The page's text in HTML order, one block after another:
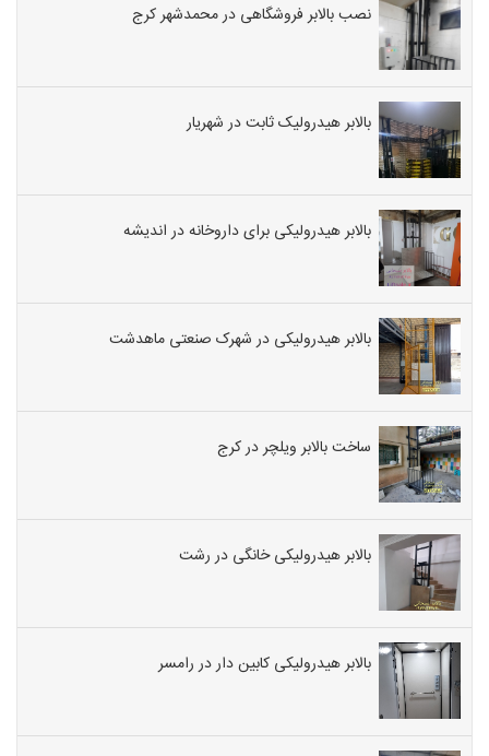
نصب بالابر فروشگاهی در محمدشهر کرج
بالابر هیدرولیک ثابت در شهریار
بالابر هیدرولیکی برای داروخانه در اندیشه
بالابر هیدرولیکی در شهرک صنعتی ماهدشت
ساخت بالابر ویلچر در کرج
بالابر هیدرولیکی خانگی در رشت
بالابر هیدرولیکی کابین دار در رامسر